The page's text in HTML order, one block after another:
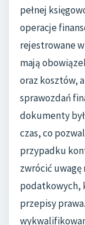
pełnej
operacje
rejestrowane
mają
oraz kosztów,
sprawozdań
dokumenty
czas, co
przypadku
zwrócić uwagę
podatkowych,
przepisy